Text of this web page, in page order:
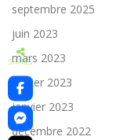
septembre 2025
juin 2023
mars 2023
février 2023
janvier 2023
décembre 2022
SHARES